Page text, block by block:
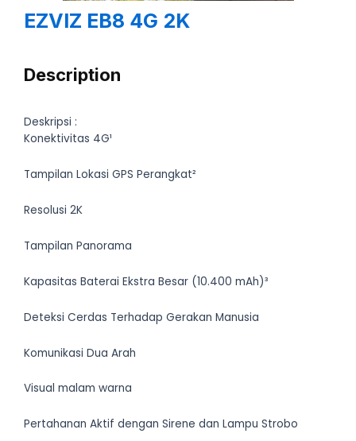
EZVIZ EB8 4G 2K
Description
Deskripsi :
Konektivitas 4G¹
Tampilan Lokasi GPS Perangkat²
Resolusi 2K
Tampilan Panorama
Kapasitas Baterai Ekstra Besar (10.400 mAh)³
Deteksi Cerdas Terhadap Gerakan Manusia
Komunikasi Dua Arah
Visual malam warna
Pertahanan Aktif dengan Sirene dan Lampu Strobo